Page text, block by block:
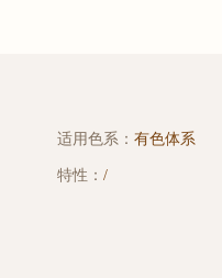
适用色系： 有色体系
特性： /